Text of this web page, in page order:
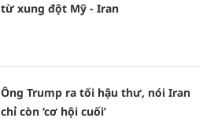
từ xung đột Mỹ - Iran
Ông Trump ra tối hậu thư, nói Iran
chỉ còn ‘cơ hội cuối’